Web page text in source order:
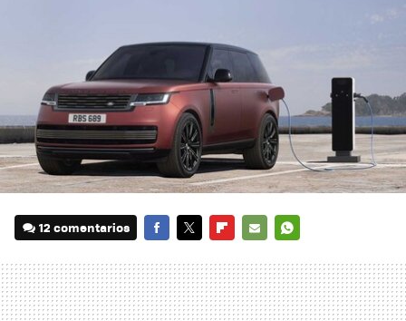
12 comentarios
MAIL